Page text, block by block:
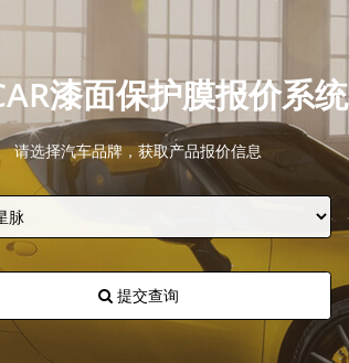
漆面保护膜报价系统
请选择汽车品牌，获取产品报价信息
提交查询